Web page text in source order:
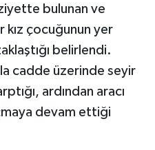
bulunan ve
kız çocuğunun yer
belirlendi.
cadde üzerinde seyir
ardından aracı
devam ettiği